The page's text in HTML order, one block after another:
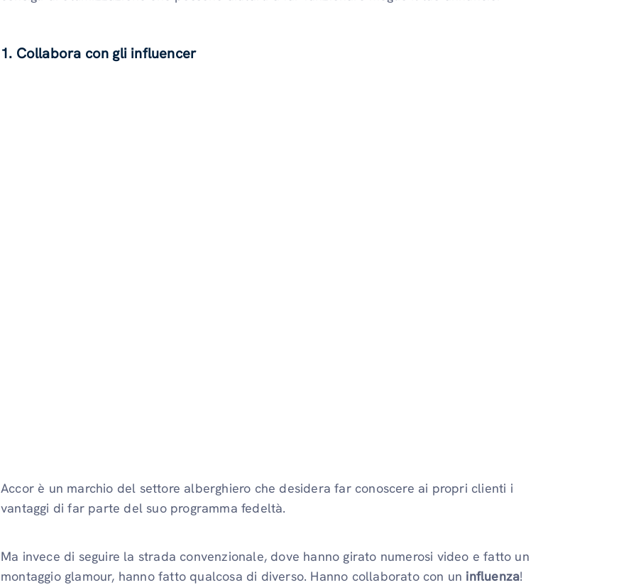
1. Collabora con gli influencer
Accor è un marchio del settore alberghiero che desidera far conoscere ai propri clienti i
vantaggi di far parte del suo programma fedeltà.
Ma invece di seguire la strada convenzionale, dove hanno girato numerosi video e fatto un
montaggio glamour, hanno fatto qualcosa di diverso. Hanno collaborato con un influenza!